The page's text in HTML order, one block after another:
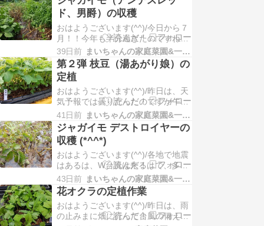
袋。。。昨朝は直売所わくわく広場
に納品して、その後、休農日にして
その足でサウナにGOしました ^^;疲
れた体にサウナは最高！！そして、
そのあとのビ…
ド、男爵）の収穫
おはようございます(^^)/今日から７
月！！今年も半分過ぎたのですね。
時の過ぎるのは早い (:_;)ところで、
昨日は梅雨の晴れ間まだ、残ってい
たアンデスレッドと男爵を収獲する
ことにしました (^.^)ジャガイ
モ。。。 植付後１１０日経過 （植
付３/１３）畝の両側から草が迫って
いま…
39日前 まいちゃんの家庭菜園&一人農業
第２弾 枝豆（湯あがり娘）の
定植
おはようございます(^^)/昨日は、天
気予報では曇りだったのですが午前
中は雨が降ったり止んだりのお天気
午後になり雨がやみ、お日様が顔を
出してきたので畑にご出勤しました
(^.^)本日は昨日、第２弾 枝豆（湯あ
がり娘）の定植をした様子をお届け
します！！湯あがり娘は茶豆特有の
甘みと芳…
41日前 まいちゃんの家庭菜園&一人農業
ジャガイモ デストロイヤーの
収穫 (*^^*)
おはようございます(^^)/各地で地震
はあるは、W台風は来るはで、多く
の被害が出ているようですが、被害
に遭われた方には、心からお見舞い
申し上げます m(__)m私の地域はこ
れといった被害も無く良かったで
す。ところで本日は先日、ジャガイ
43日前 まいちゃんの家庭菜園&一人農業
花オクラの定植作業
おはようございます(^^)/昨日は、雨
の止みまに畑に行って台風の備えを